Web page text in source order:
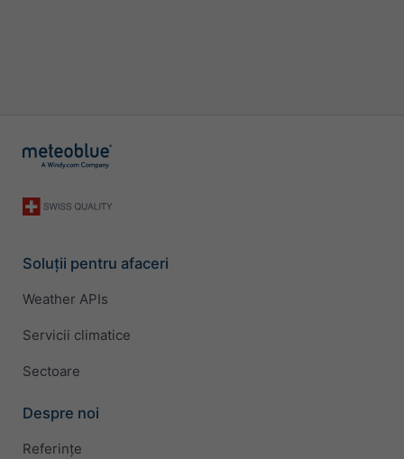
Soluții pentru afaceri
Weather APIs
Servicii climatice
Sectoare
Despre noi
Referințe